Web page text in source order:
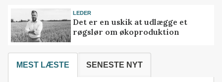
LEDER
Det er en uskik at udlægge et
røgslør om økoproduktion
MEST LÆSTE SENESTE NYT